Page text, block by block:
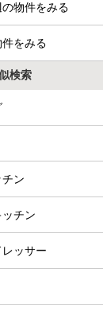
物件をみる
をみる
検索
ン
チン
ッサー